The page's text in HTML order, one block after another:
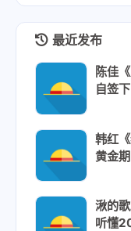
最近发布
陈佳
自签
韩红
黄金
湫的
听懂